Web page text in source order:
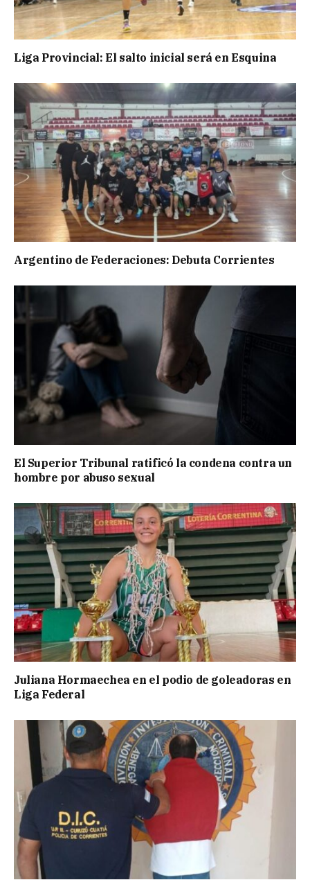
Liga Provincial: El salto inicial será en Esquina
Argentino de Federaciones: Debuta Corrientes
El Superior Tribunal ratificó la condena contra un
hombre por abuso sexual
Juliana Hormaechea en el podio de goleadoras en
Liga Federal